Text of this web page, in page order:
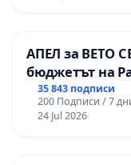
АПЕЛ за ВЕТО
бюджетът на
правата ни в
35 843 подписи
200 Подписи / 7
24 Jul 2026